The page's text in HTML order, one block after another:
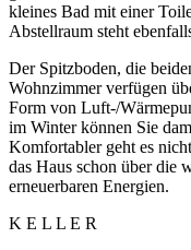
kleines Bad mit einer
Abstellraum steht
Der Spitzboden, die
Wohnzimmer verfügen
Form von Luft-/
im Winter können Sie
Komfortabler geht es
das Haus schon über die
erneuerbaren Energien.
K E L L E R